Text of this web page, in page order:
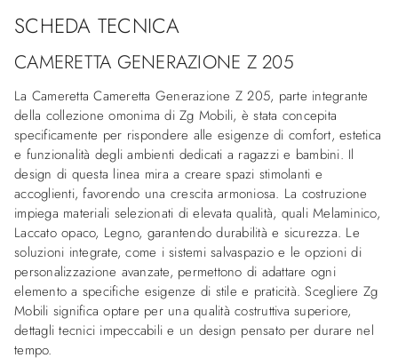
SCHEDA TECNICA
CAMERETTA GENERAZIONE Z 205
La Cameretta Cameretta Generazione Z 205, parte integrante
della collezione omonima di Zg Mobili, è stata concepita
specificamente per rispondere alle esigenze di comfort, estetica
e funzionalità degli ambienti dedicati a ragazzi e bambini. Il
design di questa linea mira a creare spazi stimolanti e
accoglienti, favorendo una crescita armoniosa. La costruzione
impiega materiali selezionati di elevata qualità, quali Melaminico,
Laccato opaco, Legno, garantendo durabilità e sicurezza. Le
soluzioni integrate, come i sistemi salvaspazio e le opzioni di
personalizzazione avanzate, permettono di adattare ogni
elemento a specifiche esigenze di stile e praticità. Scegliere Zg
Mobili significa optare per una qualità costruttiva superiore,
dettagli tecnici impeccabili e un design pensato per durare nel
tempo.